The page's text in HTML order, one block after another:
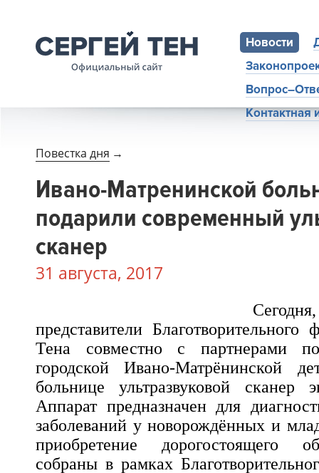
Новости
Повестка дня →
Ивано-Матренинской
подарили современный
сканер
31 августа, 2017
представители
Тена совместно с партнерами
городской Ивано-Матрёнинской
больнице ультразвуковой сканер
Аппарат предназначен для
заболеваний у новорождённых и
приобретение дорогостоящего
собраны в рамках